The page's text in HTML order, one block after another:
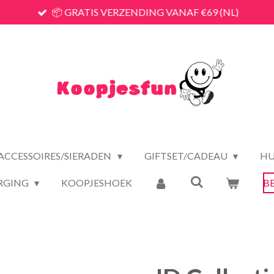
📦 GRATIS VERZENDING VANAF €69 (NL)
SIERADEN GIFTSET/CADEAU
KOOPJESHOEK